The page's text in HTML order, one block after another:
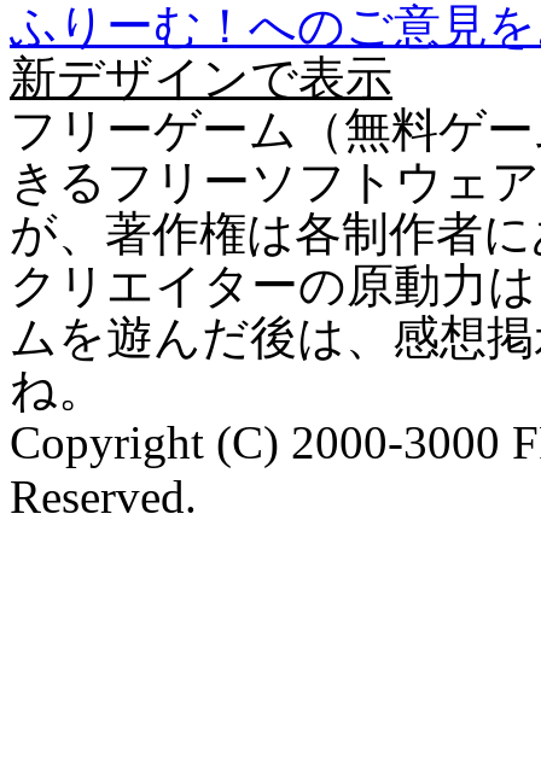
ふりーむ！へのご意見
新デザインで表示
フリーゲーム（無料ゲ
きるフリーソフトウェ
が、著作権は各制作者
クリエイターの原動力
ムを遊んだ後は、感想
ね。
Copyright (C) 2000-3000
Reserved.